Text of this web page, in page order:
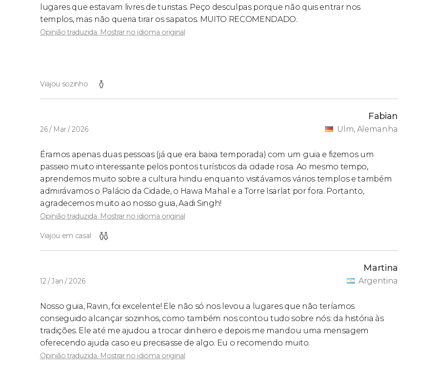
lugares que estavam livres de turistas. Peço desculpas porque não quis entrar nos
templos, mas não queria tirar os sapatos. MUITO RECOMENDADO.
Opinião traduzida. Mostrar no idioma original
Viajou sozinho
26 / Mar / 2026
Fabian
Ulm, Alemanha
Éramos apenas duas pessoas (já que era baixa temporada) com um guia e fizemos um
passeio muito interessante pelos pontos turísticos da cidade rosa. Ao mesmo tempo,
aprendemos muito sobre a cultura hindu enquanto visitávamos vários templos e também
admirávamos o Palácio da Cidade, o Hawa Mahal e a Torre Isarlat por fora. Portanto,
agradecemos muito ao nosso guia, Aadi Singh!
Opinião traduzida. Mostrar no idioma original
Viajou em casal
12 / Jan / 2026
Martina
Argentina
Nosso guia, Ravin, foi excelente! Ele não só nos levou a lugares que não teríamos
conseguido alcançar sozinhos, como também nos contou tudo sobre nós: da história às
tradições. Ele até me ajudou a trocar dinheiro e depois me mandou uma mensagem
oferecendo ajuda caso eu precisasse de algo. Eu o recomendo muito.
Opinião traduzida. Mostrar no idioma original